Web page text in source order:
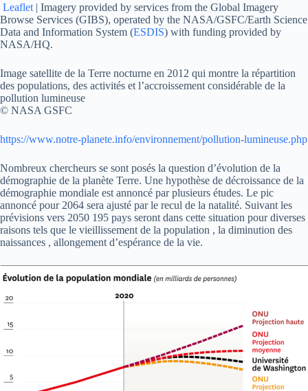
Leaflet | Imagery provided by services from the Global Imagery
Browse Services (GIBS), operated by the NASA/GSFC/Earth Science
Data and Information System (ESDIS) with funding provided by
NASA/HQ.
Image satellite de la Terre nocturne en 2012 qui montre la répartition
des populations, des activités et l’accroissement considérable de la
pollution lumineuse
© NASA GSFC
https://www.notre-planete.info/environnement/pollution-lumineuse.php
Nombreux chercheurs se sont posés la question d’évolution de la
démographie de la planète Terre. Une hypothèse de décroissance de la
démographie mondiale est annoncé par plusieurs études. Le pic
annoncé pour 2064 sera ajusté par le recul de la natalité. Suivant les
prévisions vers 2050 195 pays seront dans cette situation pour diverses
raisons tels que le vieillissement de la population , la diminution des
naissances , allongement d’espérance de la vie.